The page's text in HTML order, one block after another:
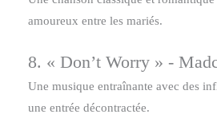
amoureux entre les mariés.
8. « Don’t Worry » -
Une musique entraînante avec des
une entrée décontractée.